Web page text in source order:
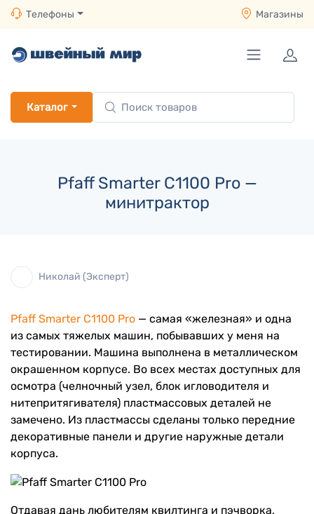
Телефоны Магазины
Каталог
Pfaff Smarter C1100 Pro —
минитрактор
Николай (Эксперт)
Pfaff Smarter C1100 Pro — самая «железная» и одна
из самых тяжелых машин, побывавших у меня на
тестировании. Машина выполнена в металлическом
окрашенном корпусе. Во всех местах доступных для
осмотра (челночный узел, блок игловодителя и
нитепритягивателя) пластмассовых деталей не
замечено. Из пластмассы сделаны только передние
декоративные панели и другие наружные детали
корпуса.
Отдавая дань любителям квилтинга и пэчворка,